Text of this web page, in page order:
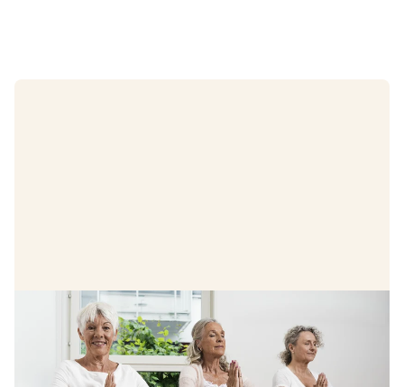
Erbjudande
Erbjudande - ta hand om dig själv